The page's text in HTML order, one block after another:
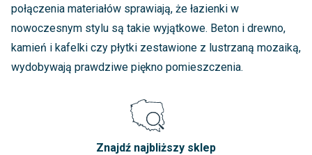
połączenia materiałów sprawiają, że łazienki w
nowoczesnym stylu są takie wyjątkowe. Beton i drewno,
kamień i kafelki czy płytki zestawione z lustrzaną mozaiką,
wydobywają prawdziwe piękno pomieszczenia.
Znajdź najbliższy sklep